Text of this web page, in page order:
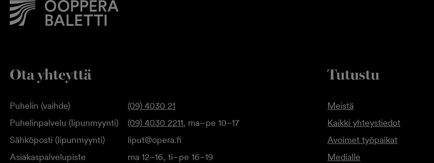
Ota yhteyttä
Puhelin (vaihde)
(09) 4030 21
Puhelinpalvelu (lipunmyynti)
(09) 4030 2211, ma–pe 10–17
Sähköposti (lipunmyynti)
liput@opera.fi
Asiakaspalvelupiste
ma 12–16, ti–pe 16–19
Tutustu
Meistä
Kaikki yhteystiedot
Avoimet työpaikat
Medialle